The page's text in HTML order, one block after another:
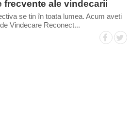
frecvente ale vindecarii
se tin în toata lumea. Acum aveti
Vindecare Reconect...